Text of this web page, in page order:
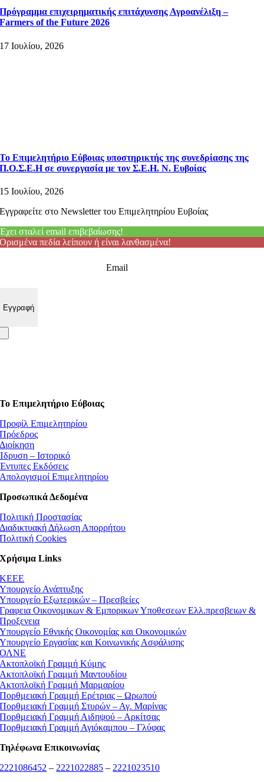
Πρόγραμμα επιχειρηματικής επιτάχυνσης Αγροανέλιξη –
Farmers of the Future 2026
17 Ιουλίου, 2026
Το Επιμελητήριο Εύβοιας υποστηρικτής της συνεδρίασης της
Π.Ο.Σ.Ε.Η σε συνεργασία με τον Σ.Ε.Η. Ν. Ευβοίας
15 Ιουλίου, 2026
Εγγραφείτε στο Newsletter του Επιμελητηρίου Ευβοίας
Έχει σταλεί email επιβεβαίωσης!
Ορισμένα πεδία λείπουν ή είναι λανθασμένα!
Email
Το Επιμελητήριο Εύβοιας
Προφίλ Επιμελητηρίου
Πρόεδρος
Διοίκηση
Ίδρυση – Ιστορικό
Έντυπες Εκδόσεις
Απολογισμοί Επιμελητηρίου
Προσωπικά Δεδομένα
Πολιτική Προστασίας
Διαδικτυακή Δήλωση Απορρήτου
Πολιτική Cookies
Χρήσιμα Links
ΚEEE
Υπουργείο Ανάπτυξης
Υπουργείο Εξωτερικών – Πρεσβείες
Γραφεια Οικονομικων & Εμπορικων Υποθεσεων Ελλ.πρεσβειων &
Προξενεια
Υπουργείο Εθνικής Οικονομίας και Οικονομικών
Υπουργείο Εργασίας και Κοινωνικής Ασφάλισης
ΟΛΝΕ
Ακτοπλοϊκή Γραμμή Κύμης
Ακτοπλοϊκή Γραμμή Μαντουδίου
Ακτοπλοϊκή Γραμμή Μαρμαρίου
Πορθμειακή Γραμμή Ερέτριας – Ωρωπού
Πορθμειακή Γραμμή Στυρών – Αγ. Μαρίνας
Πορθμειακή Γραμμή Αιδηψού – Αρκίτσας
Πορθμειακή Γραμμή Αγιόκαμπου – Γλύφας
Τηλέφωνα Επικοινωνίας
2221086452 – 2221022885 – 2221023510